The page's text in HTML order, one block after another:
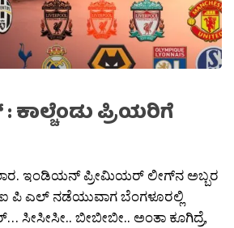
ಕಾಲ್ಚೆಂಡು ಪ್ರಿಯರಿಗೆ
ಇಂಡಿಯನ್​ ಪ್ರೀಮಿಯರ‍್​ ಲೀಗ್​ನ ಅಬ್ಬರ
ಪಿ ಎಲ್ ನಡೆಯುವಾಗ ಬೆಂಗಳೂರಲ್ಲಿ
ಬೀಬೀಬೀ.. ಅಂತಾ ಕೂಗಿದ್ರೆ,